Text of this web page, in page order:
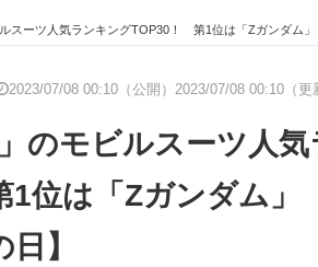
経
製
人気ランキングTOP30！ 第1位は「Zガンダム」【7月8日はガンダムの
2023/07/08 00:10（公開） 2023/07/08 00:10（更
のモビルスーツ人気
位は「Zガンダム」
】